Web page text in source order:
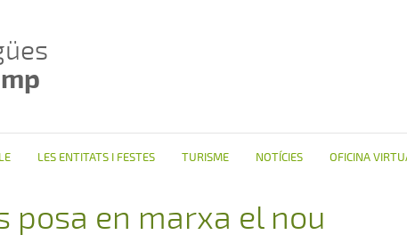
LES ENTITATS I FESTES TURISME NOTÍCIES OFICINA
posa en marxa el nou